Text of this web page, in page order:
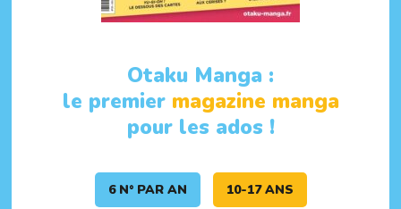
Otaku Manga :
le premier magazine manga
pour les ados !
6 N° PAR AN 10-17 ANS